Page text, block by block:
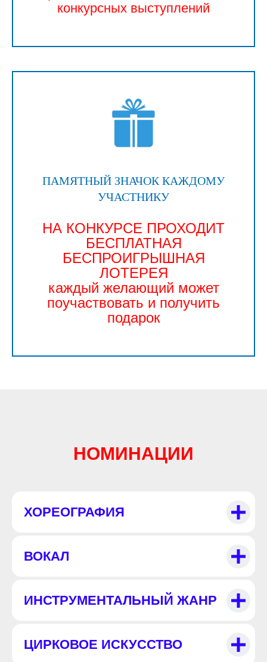
конкурсных выступлений
ПАМЯТНЫЙ ЗНАЧОК КАЖДОМУ
УЧАСТНИКУ
НА КОНКУРСЕ ПРОХОДИТ
БЕСПЛАТНАЯ
БЕСПРОИГРЫШНАЯ
ЛОТЕРЕЯ
каждый желающий может
поучаствовать и получить
подарок
НОМИНАЦИИ
ХОРЕОГРАФИЯ
ВОКАЛ
ИНСТРУМЕНТАЛЬНЫЙ ЖАНР
ЦИРКОВОЕ ИСКУССТВО